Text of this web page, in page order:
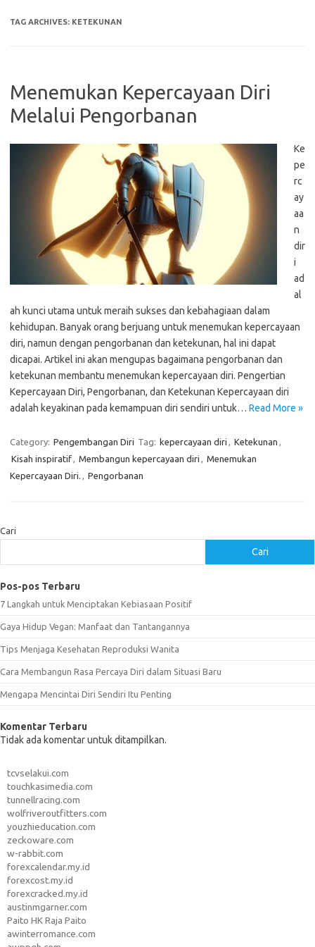
TAG ARCHIVES: KETEKUNAN
Menemukan Kepercayaan Diri
Melalui Pengorbanan
Ke
pe
rc
ay
aa
n
dir
i
ad
al
ah kunci utama untuk meraih sukses dan kebahagiaan dalam
kehidupan. Banyak orang berjuang untuk menemukan kepercayaan
diri, namun dengan pengorbanan dan ketekunan, hal ini dapat
dicapai. Artikel ini akan mengupas bagaimana pengorbanan dan
ketekunan membantu menemukan kepercayaan diri. Pengertian
Kepercayaan Diri, Pengorbanan, dan Ketekunan Kepercayaan diri
adalah keyakinan pada kemampuan diri sendiri untuk… Read More »
Category: Pengembangan Diri Tag: kepercayaan diri , Ketekunan ,
Kisah inspiratif, Membangun kepercayaan diri , Menemukan
Kepercayaan Diri. , Pengorbanan
Cari
Cari
Pos-pos Terbaru
7 Langkah untuk Menciptakan Kebiasaan Positif
Gaya Hidup Vegan: Manfaat dan Tantangannya
Tips Menjaga Kesehatan Reproduksi Wanita
Cara Membangun Rasa Percaya Diri dalam Situasi Baru
Mengapa Mencintai Diri Sendiri Itu Penting
Komentar Terbaru
Tidak ada komentar untuk ditampilkan.
tcvselakui.com
touchkasimedia.com
tunnellracing.com
wolfriveroutfitters.com
youzhieducation.com
zeckoware.com
w-rabbit.com
forexcalendar.my.id
forexcost.my.id
forexcracked.my.id
austinmgarner.com
Paito HK Raja Paito
awinterromance.com